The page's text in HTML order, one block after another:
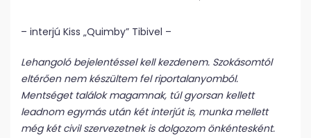
– interjú Kiss „Quimby” Tibivel –
Lehangoló bejelentéssel kell kezdenem. Szokásomtól
eltérően nem készültem fel riportalanyomból.
Mentséget találok magamnak, túl gyorsan kellett
leadnom egymás után két interjút is, munka mellett
még két civil szervezetnek is dolgozom önkéntesként.